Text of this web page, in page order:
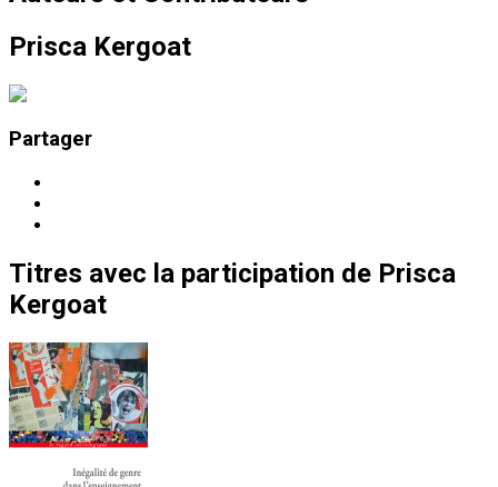
Prisca Kergoat
Partager
Titres avec la participation de Prisca
Kergoat